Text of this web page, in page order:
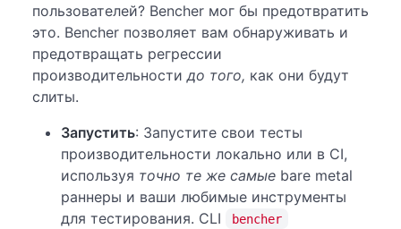
пользователей? Bencher мог бы предотвратить
это. Bencher позволяет вам обнаруживать и
предотвращать регрессии
производительности до того, как они будут
слиты.
Запустить: Запустите свои тесты
производительности локально или в CI,
используя точно те же самые bare metal
раннеры и ваши любимые инструменты
для тестирования. CLI
bencher